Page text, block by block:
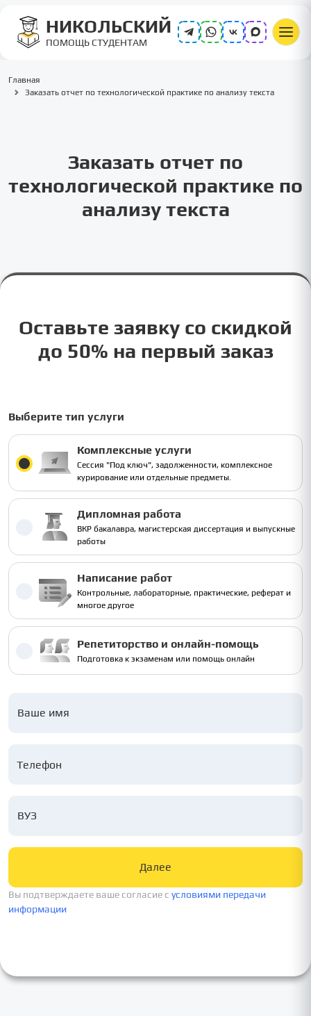
НИКОЛЬСКИЙ
ПОМОЩЬ СТУДЕНТАМ
Главная
Заказать отчет по технологической практике по анализу текста
Заказать отчет по
технологической практике по
анализу текста
Оставьте заявку со скидкой
до 50% на первый заказ
Выберите тип услуги
Комплексные услуги
Сессия "Под ключ", задолженности, комплексное
курирование или отдельные предметы.
Дипломная работа
ВКР бакалавра, магистерская диссертация и выпускные
работы
Написание работ
Контрольные, лабораторные, практические, реферат и
многое другое
Репетиторство и онлайн-помощь
Подготовка к экзаменам или помощь онлайн
Ваше имя
ВУЗ
Вы подтверждаете ваше согласие c условиями передачи
информации
Далее